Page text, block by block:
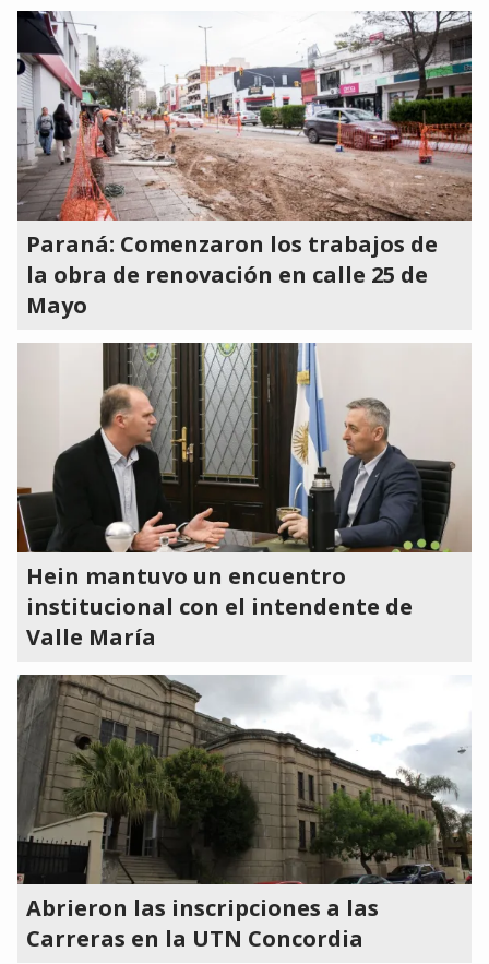
Paraná: Comenzaron los trabajos de
la obra de renovación en calle 25 de
Mayo
Hein mantuvo un encuentro
institucional con el intendente de
Valle María
Abrieron las inscripciones a las
Carreras en la UTN Concordia